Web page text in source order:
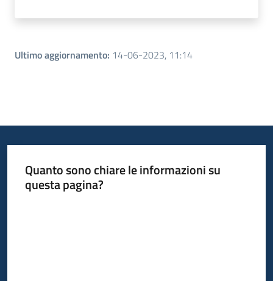
Ultimo aggiornamento: 14-06-2023, 11:14
Quanto sono chiare le informazioni su
questa pagina?